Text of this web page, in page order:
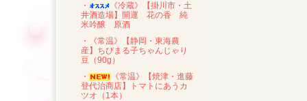
・
《冷蔵》【掛川市・土
井酒造場】開運 花の香 純
米吟醸 原酒
・《常温》【静岡・東海農
産】ちびまる子ちゃんじゃり
豆（90g）
・
《常温》【焼津・進藤
登代治商店】トマトにあうカ
ツオ（1本）